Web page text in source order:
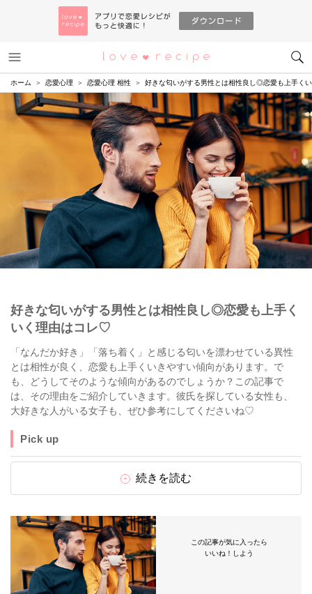
恋愛レシピ
ホーム 恋愛心理 恋愛心理 相性 好きな匂いがする男性とは相性良し◎恋愛も上手く
好きな匂いがする男性とは相性良し◎恋愛も上手く
いく理由はコレ♡
「なんだか好き」「落ち着く」と感じる匂いを漂わせている異性
とは相性が良く、恋愛も上手くいきやすい傾向があります。で
も、どうしてそのような傾向があるのでしょうか？この記事で
は、その理由をご紹介していきます。彼氏を探している女性も、
大好きな人がいる女子も、ぜひ参考にしてくださいね♡
Pick up
続きを読む
この記事が気に入ったら
いいね！しよう